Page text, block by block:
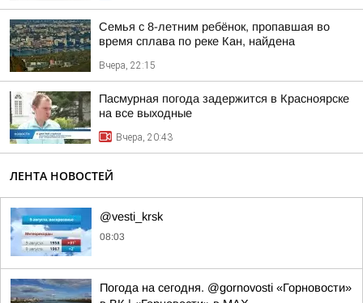
Семья с 8-летним ребёнок, пропавшая во
время сплава по реке Кан, найдена
Вчера, 22:15
Пасмурная погода задержится в Красноярске
на все выходные
Вчера, 20:43
ЛЕНТА НОВОСТЕЙ
@vesti_krsk
08:03
Погода на сегодня. @gornovosti «Горновости»